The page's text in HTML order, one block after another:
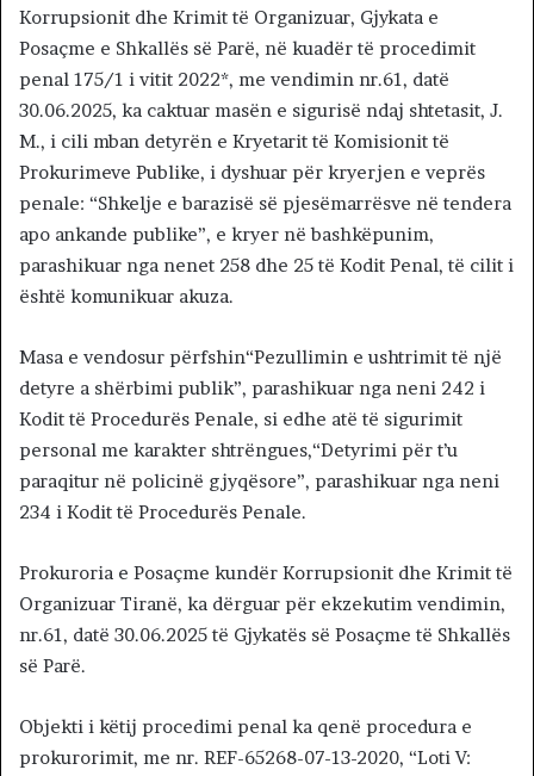
Korrupsionit dhe Krimit të Organizuar, Gjykata e
Posaçme e Shkallës së Parë, në kuadër të procedimit
penal 175/1 i vitit 2022*, me vendimin nr.61, datë
30.06.2025, ka caktuar masën e sigurisë ndaj shtetasit, J.
M., i cili mban detyrën e Kryetarit të Komisionit të
Prokurimeve Publike, i dyshuar për kryerjen e veprës
penale: “Shkelje e barazisë së pjesëmarrësve në tendera
apo ankande publike”, e kryer në bashkëpunim,
parashikuar nga nenet 258 dhe 25 të Kodit Penal, të cilit i
është komunikuar akuza.
Masa e vendosur përfshin“Pezullimin e ushtrimit të një
detyre a shërbimi publik”, parashikuar nga neni 242 i
Kodit të Procedurës Penale, si edhe atë të sigurimit
personal me karakter shtrëngues,“Detyrimi për t’u
paraqitur në policinë gjyqësore”, parashikuar nga neni
234 i Kodit të Procedurës Penale.
Prokuroria e Posaçme kundër Korrupsionit dhe Krimit të
Organizuar Tiranë, ka dërguar për ekzekutim vendimin,
nr.61, datë 30.06.2025 të Gjykatës së Posaçme të Shkallës
së Parë.
Objekti i këtij procedimi penal ka qenë procedura e
prokurorimit, me nr. REF-65268-07-13-2020, “Loti V: